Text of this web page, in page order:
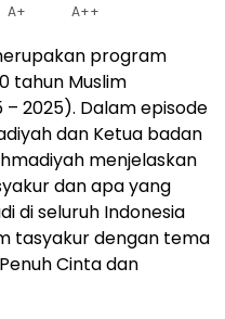
A+ A++
program
tahun Muslim
– 2025). Dalam episode
dan Ketua badan
menjelaskan
dan apa yang
di seluruh Indonesia
tasyakur dengan tema
Cinta dan